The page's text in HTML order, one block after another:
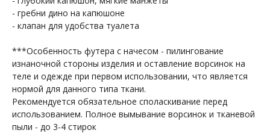
- гребни дино на капюшоне
- клапан для удобства туалета
***Особенность футера с начесом - пилингование
изнаночной стороны изделия и оставление ворсинок на
теле и одежде при первом использовании, что является
нормой для данного типа ткани.
Рекомендуется обязательное споласкивание перед
использованием. Полное вымывание ворсинок и тканевой
пыли - до 3-4 стирок